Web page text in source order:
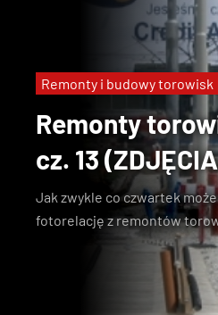
Remonty
cz. 13
Jak zwykle co czwartek
fotorelację z remontów
Remonty i budowy torowisk